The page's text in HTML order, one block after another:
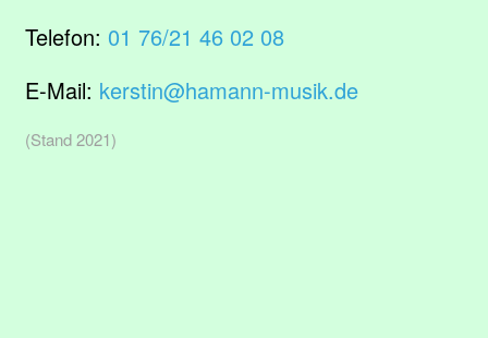
Telefon: 01 76/21 46 02 08
E-Mail: kerstin@hamann-musik.de
(Stand 2021)